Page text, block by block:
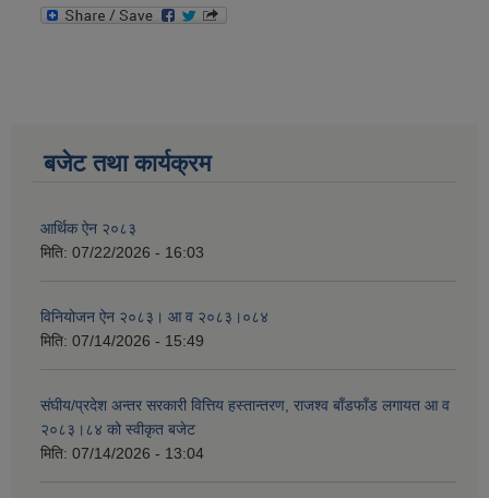
बजेट तथा कार्यक्रम
आर्थिक ऐन २०८३
मिति: 07/22/2026 - 16:03
विनियोजन ऐन २०८३। आ व २०८३।०८४
मिति: 07/14/2026 - 15:49
संघीय/प्रदेश अन्तर सरकारी वित्तिय हस्तान्तरण, राजश्व बाँडफाँड लगायत आ व
२०८३।८४ को स्वीकृत बजेट
मिति: 07/14/2026 - 13:04